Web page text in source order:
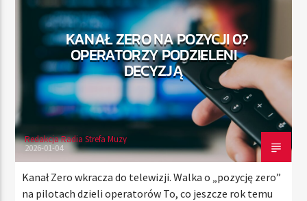
RADIO STREFA MUZY
00:00 21:00
KANAŁ ZERO NA POZYCJI 0?
OPERATORZY PODZIELENI
DECYZJĄ
Redakcja Radia Strefa Muzy
2026-01-04
Kanał Zero wkracza do telewizji. Walka o „pozycję zero”
na pilotach dzieli operatorów To, co jeszcze rok temu